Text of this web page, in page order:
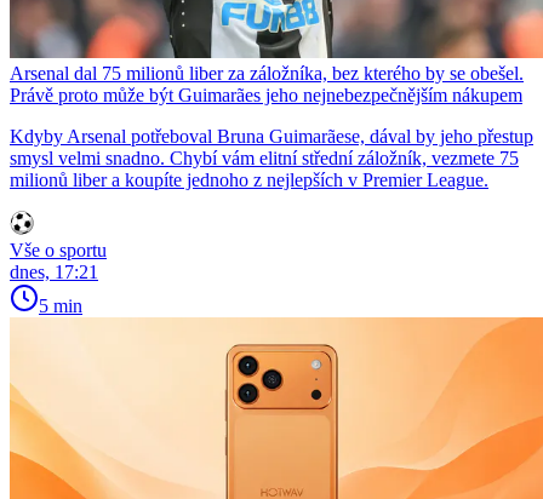
Arsenal dal 75 milionů liber za záložníka, bez kterého by se obešel.
Právě proto může být Guimarães jeho nejnebezpečnějším nákupem
Kdyby Arsenal potřeboval Bruna Guimarãese, dával by jeho přestup
smysl velmi snadno. Chybí vám elitní střední záložník, vezmete 75
milionů liber a koupíte jednoho z nejlepších v Premier League.
Vše o sportu
dnes, 17:21
5 min